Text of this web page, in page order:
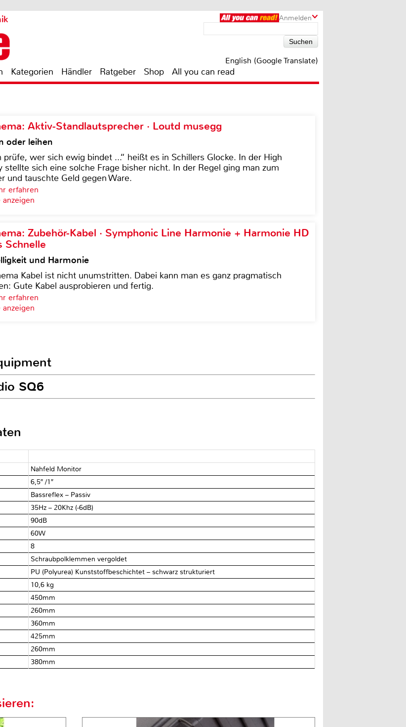
Anmelden
English (Google Translate)
Kategorien Händler Ratgeber Shop All you can read
Aktiv-Standlautsprecher · Loutd musegg
oder leihen
prüfe, wer sich ewig bindet ...“ heißt es in Schillers Glocke. In der High
stellte sich eine solche Frage bisher nicht. In der Regel ging man zum
und tauschte Geld gegen Ware.
erfahren
Zubehör-Kabel · Symphonic Line Harmonie + Harmonie HD
Schnelle
und Harmonie
Kabel ist nicht unumstritten. Dabei kann man es ganz pragmatisch
Gute Kabel ausprobieren und fertig.
erfahren
SQ6
Nahfeld Monitor
6,5″ /1″
Bassreflex – Passiv
35Hz – 20Khz (-6dB)
90dB
60W
8 Ω
Schraubpolklemmen vergoldet
PU (Polyurea) Kunststoffbeschichtet – schwarz strukturiert
10,6 kg
450mm
260mm
360mm
425mm
260mm
380mm